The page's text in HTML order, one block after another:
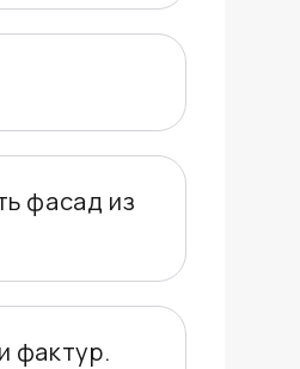
фасад из
фактур.